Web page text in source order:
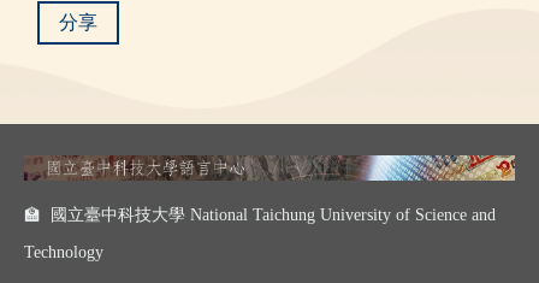
分享
🏫 國立臺中科技大學 National Taichung University of Science and
Technology